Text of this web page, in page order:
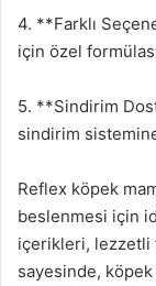
4. **Farklı
için özel
5. **Sindirim
sindirim
Reflex köpek
beslenmesi için
içerikleri, lezzetli
sayesinde,